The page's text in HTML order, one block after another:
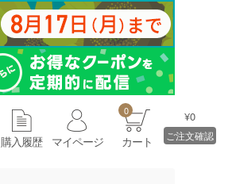
購入履歴 マイページ
0
カート
¥0
ご注文確認